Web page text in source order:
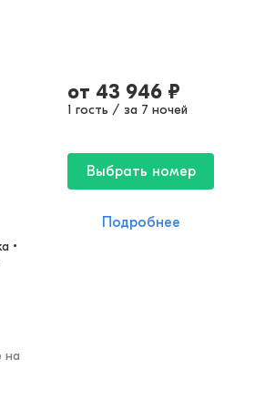
•
на
от 43 946 ₽
1 гость / за 7 ночей
Выбрать номер
Подробнее